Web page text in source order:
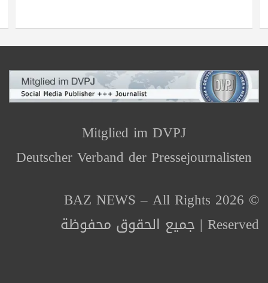
Mitglied im DVPJ
Deutscher Verband der Pressejournalisten
© 2026 BAZ NEWS – All Rights
Reserved | جميع الحقوق محفوظة